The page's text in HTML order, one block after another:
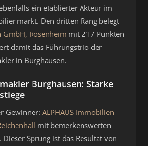
ein etablierter Akteur im
Den dritten Rang belegt
GmbH, Rosenheim mit 217 Punkten
damit das Führungstrio der
in Burghausen.
Burghausen: Starke
Gewinner: ALPHAUS Immobilien
mit bemerkenswerten
Sprung ist das Resultat von